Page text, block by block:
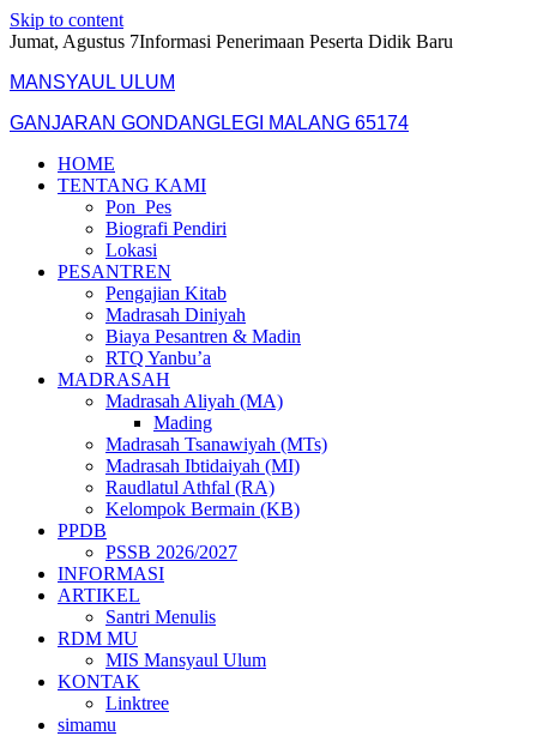
Skip to content
Jumat, Agustus 7Informasi Penerimaan Peserta Didik Baru
MANSYAUL ULUM
GANJARAN GONDANGLEGI MALANG 65174
HOME
TENTANG KAMI
Pon_Pes
Biografi Pendiri
Lokasi
PESANTREN
Pengajian Kitab
Madrasah Diniyah
Biaya Pesantren & Madin
RTQ Yanbu’a
MADRASAH
Madrasah Aliyah (MA)
Mading
Madrasah Tsanawiyah (MTs)
Madrasah Ibtidaiyah (MI)
Raudlatul Athfal (RA)
Kelompok Bermain (KB)
PPDB
PSSB 2026/2027
INFORMASI
ARTIKEL
Santri Menulis
RDM MU
MIS Mansyaul Ulum
KONTAK
Linktree
simamu